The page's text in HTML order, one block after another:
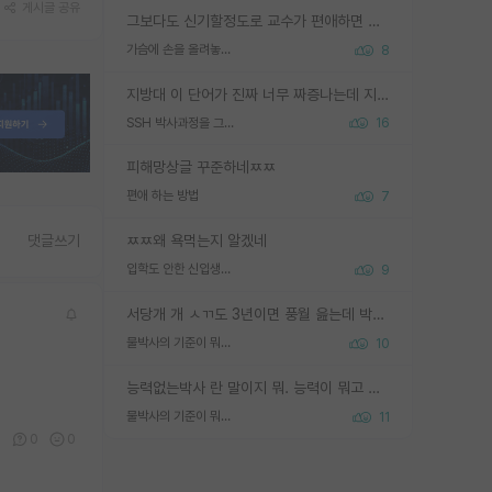
그보다도 신기할정도로 교수가 편애하면 그사람만 논문이 되더라구요 내용이 다른 사람보다 허접해도요
가슴에 손을 올려놓고 싫어하는 사람 불공정하게 리뷰 8
지방대 이 단어가 진짜 너무 짜증나는데 지방대면 다 그냥 쓰레기인가요? 무슨 말 같지도 않은 댓글들이 있는건지??? 지방에도 충분히 좋은 대학 많고 충분히 잘하는 교수님들 많습니다 포항공대 4개 IST 대표 지거국들 여기 모두 다 지방에 있고 여기 출신들 중에 교수하는 분들 적지 않습니다 지거국 출신이 무슨 교수를 하냐?라고 생각할 사람들 많은데 상위 대표 지거국에 아웃라이어들 많습니다 결국 개인의 연구역량과 실적이 중요합니다 이 역량을 펼치는데 있어서 지도교수와의 합도 중요합니다. 그리고 경력이 필요하면 해외포닥까지 다녀오세요
SSH 박사과정을 그만두고 지방대 박사로 옮기면 교수의 꿈은 끝일까요? 16
피해망상글 꾸준하네ㅉㅉ
편애 하는 방법 7
ㅉㅉ왜 욕먹는지 알겠네
입학도 안한 신입생이 원래 관심을 받나요 9
서당개 개 ㅅㄲ도 3년이면 풍월 읊는데 박사 5년 이상 대리고 있으면서 물된건 교수 탓 맞는ㄱ게 거기가 서당이 아니란 소리임
물박사의 기준이 뭐임? 10
능력없는박사 란 말이지 뭐. 능력이 뭐고 능력이 있다는게 뭔지는 사람마다 기준이 다르니까 얘기해봐야 서로 자기 기준만 얘기해서 논쟁이 끝이 안나고. 주위에서 능력있고 야심있는 신입생이 교수가 유의미한 피드백을 아예 안주면서 제대로된 과제에 참여해볼 기회도 제공하지 않고 잡일 뺑뺑이만 돌려서 맨날 단순작업만 하면서 밤새다가 눈빛이 점점 죽어가는걸 본 사람은 물박사는 교수탓이라고 하고, 교수는 이것저것 알려도 주고 기회도 주고 사수 동기 붙여주면서 어떻게든 끌고가려고 하는데 본인이 매일 뺀질거리면서 출근 하는둥마는둥 하다가 기껏 와서도 폰이나 쳐다보다가 실험 망치고 저녁약속있어서 먼저 가볼게요~ 하는걸 본 사람은 물박사는 본인탓이라고 함.
물박사의 기준이 뭐임? 11
댓글쓰기